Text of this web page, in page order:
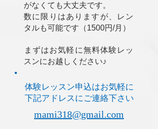
がなくても大丈夫です。
数に限りはありますが、レン
タルも可能です（1500円/月）
​まずはお気軽に無料体験レッ
スンにお越しください♪
体験レッスン申込はお気軽に
下記アドレスにご連絡下さい
mami318@gmail.com